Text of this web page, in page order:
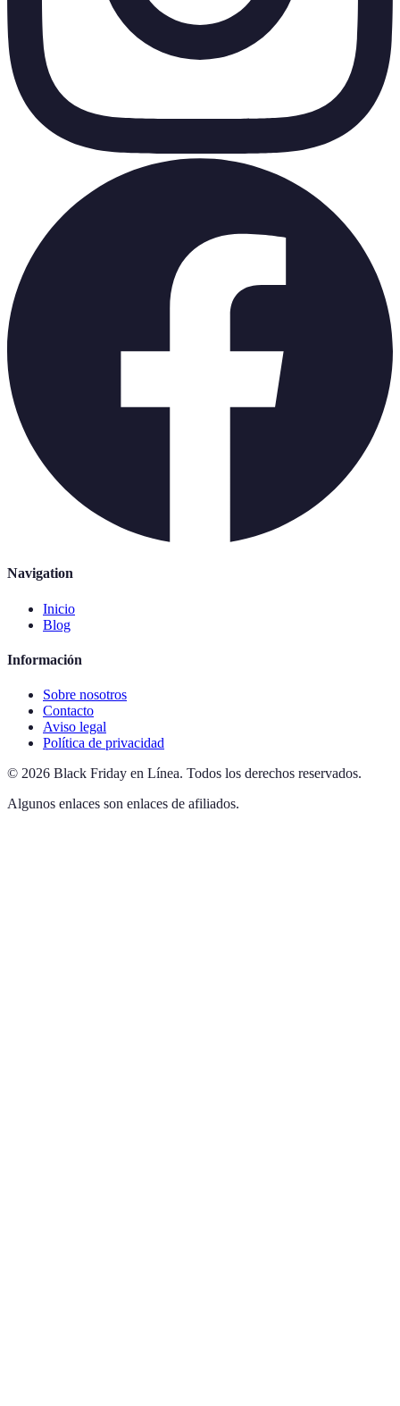
Navigation
Inicio
Blog
Información
Sobre nosotros
Contacto
Aviso legal
Política de privacidad
© 2026 Black Friday en Línea. Todos los derechos reservados.
Algunos enlaces son enlaces de afiliados.